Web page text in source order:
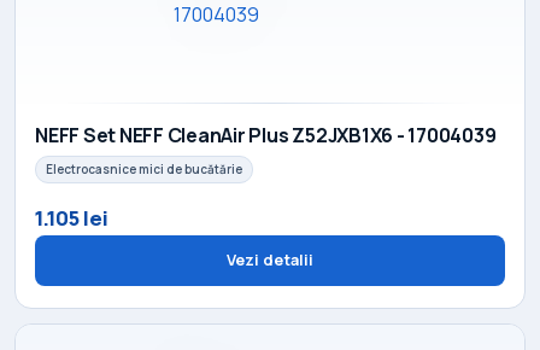
NEFF Set NEFF CleanAir Plus Z52JXB1X6 - 17004039
Electrocasnice mici de bucătărie
1.105 lei
Vezi detalii